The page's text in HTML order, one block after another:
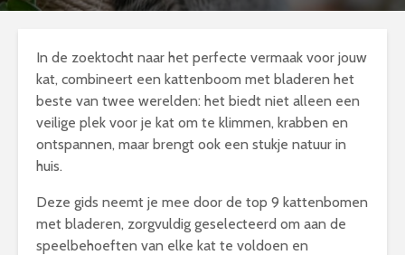
In de zoektocht naar het perfecte vermaak voor jouw
kat, combineert een kattenboom met bladeren het
beste van twee werelden: het biedt niet alleen een
veilige plek voor je kat om te klimmen, krabben en
ontspannen, maar brengt ook een stukje natuur in
huis.
Deze gids neemt je mee door de top 9 kattenbomen
met bladeren, zorgvuldig geselecteerd om aan de
speelbehoeften van elke kat te voldoen en